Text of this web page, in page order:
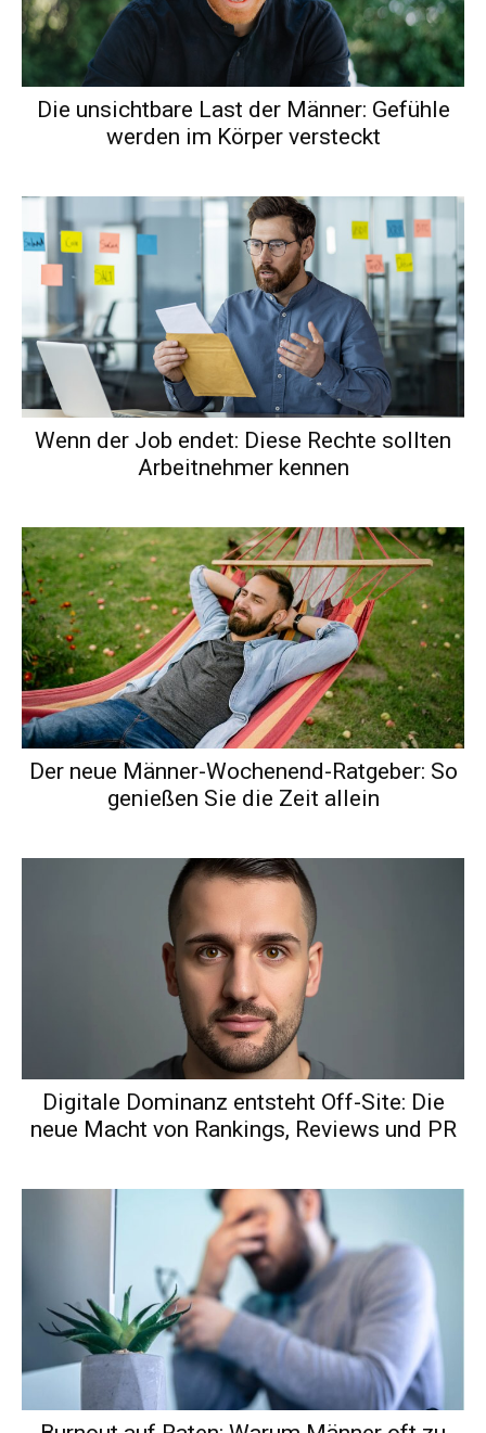
Die unsichtbare Last der Männer: Gefühle
werden im Körper versteckt
Wenn der Job endet: Diese Rechte sollten
Arbeitnehmer kennen
Der neue Männer-Wochenend-Ratgeber: So
genießen Sie die Zeit allein
Digitale Dominanz entsteht Off-Site: Die
neue Macht von Rankings, Reviews und PR